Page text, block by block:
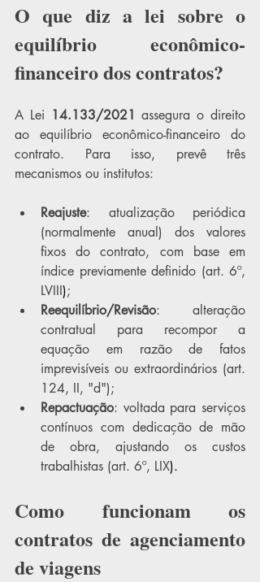
O que diz a lei sobre o
equilíbrio econômico-
financeiro dos contratos?
A Lei 14.133/2021 assegura o direito
ao equilíbrio econômico-financeiro do
contrato. Para isso, prevê três
mecanismos ou institutos:
Reajuste: atualização periódica
(normalmente anual) dos valores
fixos do contrato, com base em
índice previamente definido (art. 6º,
LVIII);
Reequilíbrio/Revisão: alteração
contratual para recompor a
equação em razão de fatos
imprevisíveis ou extraordinários (art.
124, II, "d");
Repactuação: voltada para serviços
contínuos com dedicação de mão
de obra, ajustando os custos
trabalhistas (art. 6º, LIX).
Como funcionam os
contratos de agenciamento
de viagens